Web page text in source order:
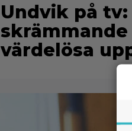
Undvik på tv:
värdelösa